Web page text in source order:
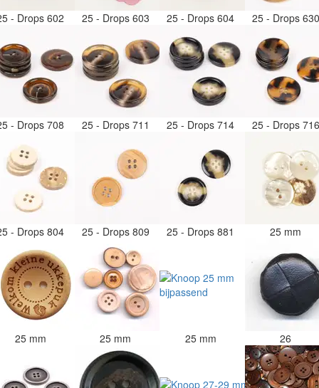
- Drops 602 25 - Drops 603 25 - Drops 604 25 - Drops
- Drops 708 25 - Drops 711 25 - Drops 714 25 - Drops
- Drops 804 25 - Drops 809 25 - Drops 881 25 mm
25 mm 25 mm 25 mm 26